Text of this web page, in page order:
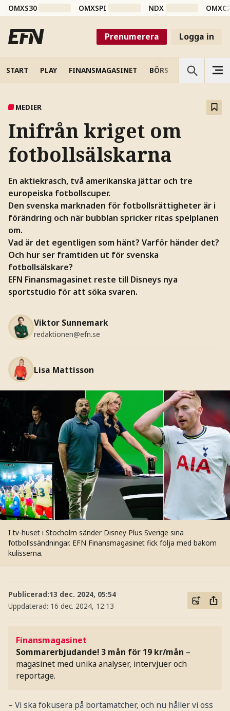
OMXS30 OMXSPI NDX
Prenumerera Logga in
START PLAY FINANSMAGASINET BÖRS VETENSKAP
MEDIER
Inifrån kriget om
fotbollsälskarna
En aktiekrasch, två amerikanska jättar och tre
europeiska fotbollscuper.
Den svenska marknaden för fotbollsrättigheter är i
förändring och när bubblan spricker ritas spelplanen
om.
Vad är det egentligen som hänt? Varför händer det?
Och hur ser framtiden ut för svenska
fotbollsälskare?
EFN Finansmagasinet reste till Disneys nya
sportstudio för att söka svaren.
Viktor Sunnemark
redaktionen@efn.se
Lisa Mattisson
I tv-huset i Stocholm sänder Disney Plus Sverige sina
fotbollssändningar. EFN Finansmagasinet fick följa med bakom
kulisserna.
Publicerad:13 dec. 2024, 05:54
Uppdaterad: 16 dec. 2024, 12:13
Finansmagasinet
Sommarerbjudande! 3 mån för 19 kr/mån –
magasinet med unika analyser, intervjuer och
reportage.
– Vi ska fokusera på bortamatcher, och nu håller vi oss